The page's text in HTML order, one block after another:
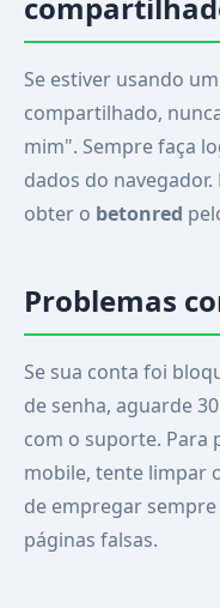
Se estiver usando
compartilhado,
mim". Sempre faça
dados do
obter o betonred
Problemas
Se sua conta foi
de senha, aguarde
com o suporte. Para
mobile, tente limpar
de empregar
páginas falsas.